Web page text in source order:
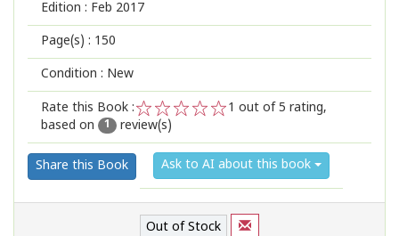
Edition : Feb 2017
Page(s) : 150
Condition : New
Rate this Book :
2
1
1 out of 5 rating,
based on
1 review(s)
Share this Book Ask to AI about this book
Out of Stock